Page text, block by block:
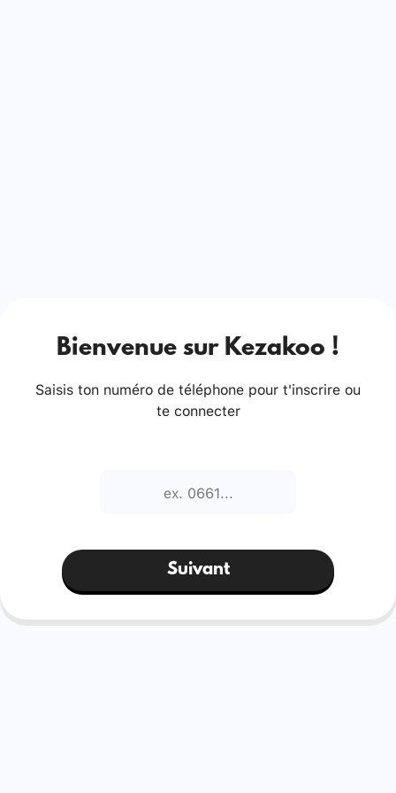
Bienvenue sur Kezakoo !
Saisis ton numéro de téléphone pour t'inscrire ou
te connecter
Suivant